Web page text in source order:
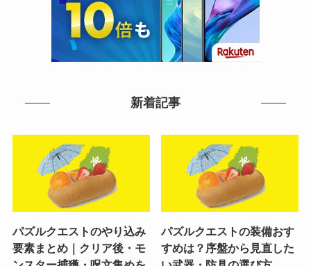
新着記事
パズルクエストのやり込み
要素まとめ｜クリア後・モ
パズルクエストの装備おす
すめは？序盤から見直した